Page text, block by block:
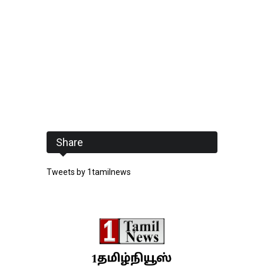
Share
Tweets by 1tamilnews